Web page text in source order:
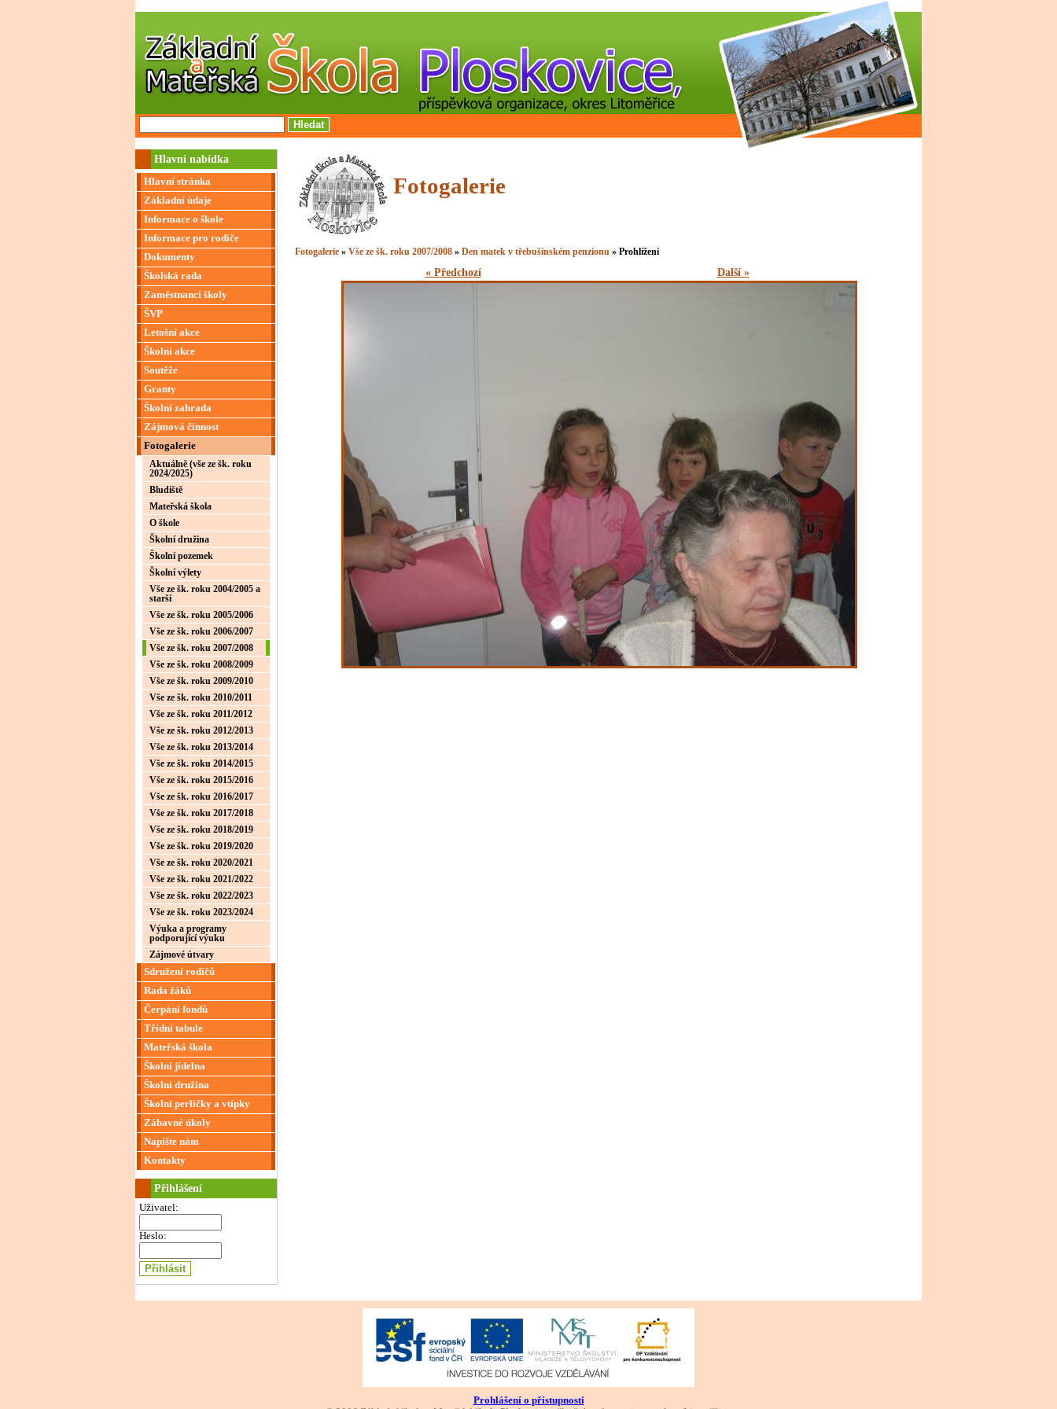
Hlavní nabídka
Hlavní stránka
Základní údaje
Informace o škole
Informace pro rodiče
Dokumenty
Školská rada
Zaměstnanci školy
ŠVP
Letošní akce
Školní akce
Soutěže
Granty
Školní zahrada
Zájmová činnost
Fotogalerie
Aktuálně (vše ze šk. roku
2024/2025)
Bludiště
Mateřská škola
O škole
Školní družina
Školní pozemek
Školní výlety
Vše ze šk. roku 2004/2005 a
starší
Vše ze šk. roku 2005/2006
Vše ze šk. roku 2006/2007
Vše ze šk. roku 2007/2008
Vše ze šk. roku 2008/2009
Vše ze šk. roku 2009/2010
Vše ze šk. roku 2010/2011
Vše ze šk. roku 2011/2012
Vše ze šk. roku 2012/2013
Vše ze šk. roku 2013/2014
Vše ze šk. roku 2014/2015
Vše ze šk. roku 2015/2016
Vše ze šk. roku 2016/2017
Vše ze šk. roku 2017/2018
Vše ze šk. roku 2018/2019
Vše ze šk. roku 2019/2020
Vše ze šk. roku 2020/2021
Vše ze šk. roku 2021/2022
Vše ze šk. roku 2022/2023
Vše ze šk. roku 2023/2024
Výuka a programy
podporující výuku
Zájmové útvary
Sdružení rodičů
Rada žáků
Čerpání fondů
Třídní tabule
Mateřská škola
Školní jídelna
Školní družina
Školní perličky a vtípky
Zábavné úkoly
Napište nám
Kontakty
Přihlášení
Uživatel:
Heslo:
Fotogalerie
Fotogalerie» Vše ze šk. roku 2007/2008» Den matek v třebušínském penzionu» Prohlížení
« Předchozí Další »
Prohlášení o přístupnosti